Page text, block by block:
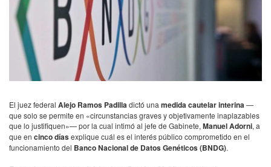
El juez federal Alejo Ramos Padilladictó una medida cautelar interina—
que solo se permite en «circunstancias graves y objetivamente inaplazables
que lo justifiquen»— por la cual intimó al jefe de Gabinete, Manuel Adorni, a
que en cinco díasexplique cuál es el interés público comprometido en el
funcionamiento del Banco Nacional de Datos Genéticos (BNDG).